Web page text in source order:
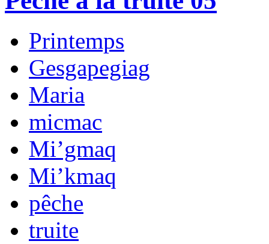
Printemps
Gesgapegiag
Maria
micmac
Mi’gmaq
Mi’kmaq
pêche
truite